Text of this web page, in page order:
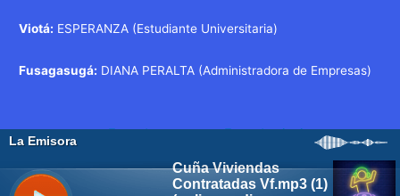
Viotá: ESPERANZA (Estudiante Universitaria)
Fusagasugá: DIANA PERALTA (Administradora de Empresas)
Navegación
de
entradas
←Entrada
Entrada siguiente
→